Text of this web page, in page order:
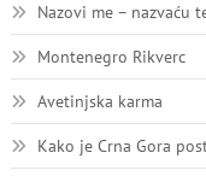
Nazovi me – nazvaću
Montenegro Rikverc
Avetinjska karma
Kako je Crna Gora